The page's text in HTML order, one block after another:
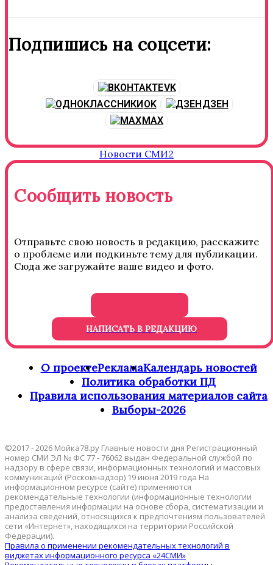
Подпишись на соцсети:
VK
OK
ДЗЕН
MAX
Новости СМИ2
Сообщить новость
Отправьте свою новость в редакцию, расскажите
о проблеме или подкиньте тему для публикации.
Сюда же загружайте ваше видео и фото.
НАПИСАТЬ В РЕДАКЦИЮ
О проектеРекламаКалендарь новостей
Политика обработки ПД
Правила использования материалов сайта
Выборы-2026
©2017 - 2026 Мойка78.ру Главные новости дня Регистрационный
номер СМИ ЭЛ № ФС 77 - 76062 выдан Федеральной службой по
надзору в сфере связи, информационных технологий и массовых
коммуникаций (Роскомнадзор) 19 июня 2019 года На
информационном ресурсе (сайте) применяются
рекомендательные технологии (информационные технологии
предоставления информации на основе сбора, систематизации и
анализа сведений, относящихся к предпочтениям пользователей
сети «Интернет», находящихся на территории Российской
Федерации).
Правила о применении рекомендательных технологий в
виджетах информационного ресурса «24СМИ»